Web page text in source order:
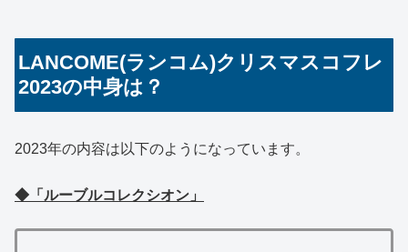
LANCOME(ランコム)クリスマスコフレ
2023の中身は？
2023年の内容は以下のようになっています。
◆「ルーブルコレクシオン」